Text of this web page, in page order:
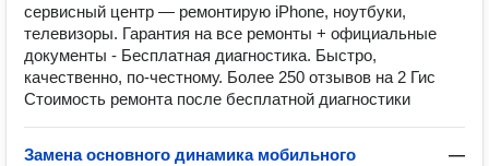
сервисный центр — ремонтирую iPhone, ноутбуки,
телевизоры. Гарантия на все ремонты + официальные
документы - Бесплатная диагностика. Быстро,
качественно, по-честному. Более 250 отзывов на 2 Гис
Стоимость ремонта после бесплатной диагностики
Замена основного динамика мобильного
—